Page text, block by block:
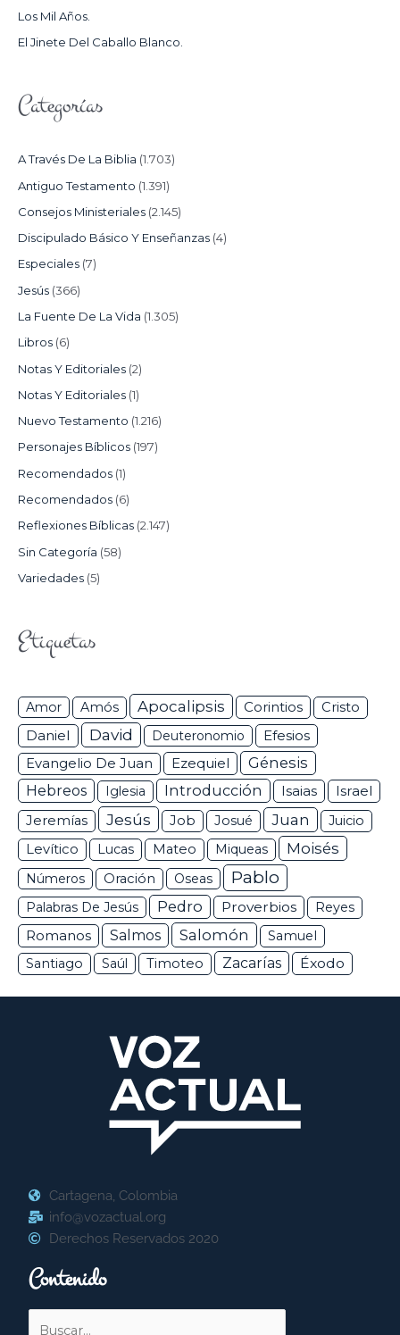
:Los Mil Años.
El Jinete Del Caballo Blanco.
Categorías
A Través De La Biblia (1.703)
Antiguo Testamento (1.391)
Consejos Ministeriales (2.145)
Discipulado Básico Y Enseñanzas (4)
Especiales (7)
Jesús (366)
La Fuente De La Vida (1.305)
Libros (6)
Notas Y Editoriales (2)
Notas Y Editoriales (1)
Nuevo Testamento (1.216)
Personajes Bíblicos (197)
Recomendados (1)
Recomendados (6)
Reflexiones Bíblicas (2.147)
Sin Categoría (58)
Variedades (5)
Etiquetas
Amor Amós Apocalipsis Corintios Cristo
Daniel David Deuteronomio Efesios
Evangelio De Juan Ezequiel
Génesis
Hebreos
Iglesia Introducción Isaias Israel
Jeremías Jesús Job Josué Juan
Juicio
Levítico
Lucas Mateo Miqueas Moisés
Números Oración Oseas Pablo
Palabras De Jesús Pedro Proverbios Reyes
Romanos Salmos Salomón
Samuel
Santiago
Saúl Timoteo Zacarías Éxodo
Cartagena, Colombia
info@vozactual.org
Derechos Reservados 2020
Contenido